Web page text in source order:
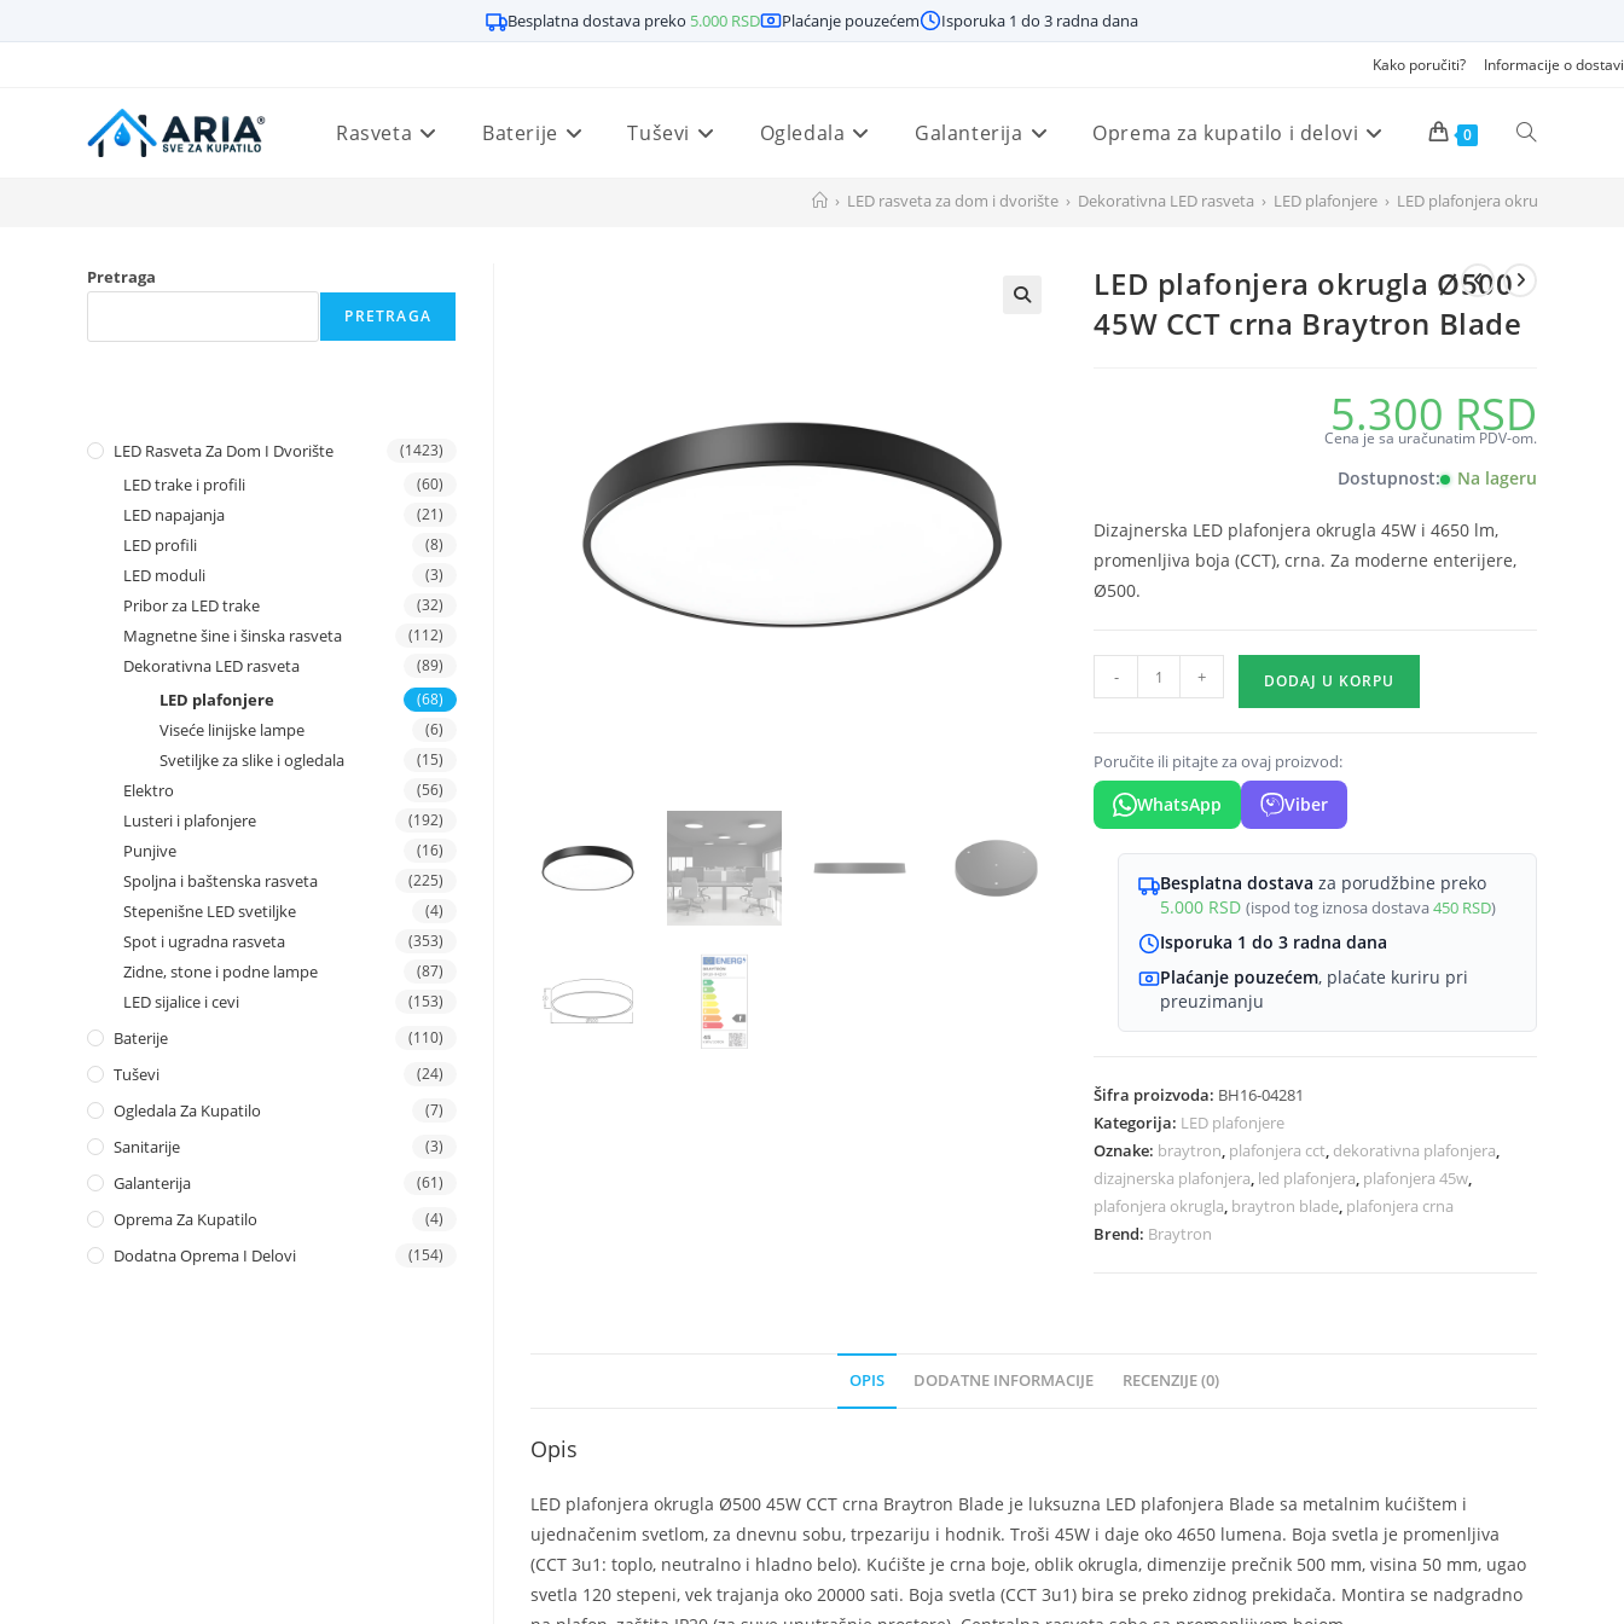
Besplatna dostava preko 5.000 RSD Plaćanje pouzećem Isporuka 1 do 3 radna dana
Kako poručiti? Informacije o dostavi
Rasveta Baterije Tuševi Ogledala Galanterija Oprema za kupatilo i delovi 0 Pretraži
› LED rasveta za dom i dvorište › Dekorativna LED rasveta › LED plafonjere › LED plafonjera okrugla Ø500
LED plafonjera okrugla Ø500
45W CCT crna Braytron Blade
5.300 RSD
Cena je sa uračunatim PDV-om.
Dostupnost: Na lageru
Dizajnerska LED plafonjera okrugla 45W i 4650 lm,
promenljiva boja (CCT), crna. Za moderne enterijere,
Ø500.
plafonjera
Ø500
45W
CCT
crna
Braytron
količina
- + DODAJ U KORPU
Poručite ili pitajte za ovaj proizvod:
WhatsApp Viber
Besplatna dostava za porudžbine preko
5.000 RSD (ispod tog iznosa dostava450 RSD)
Isporuka 1 do 3 radna dana
Plaćanje pouzećem, plaćate kuriru pri
preuzimanju
Šifra proizvoda: BH16-04281
Kategorija: LED plafonjere
Oznake: braytron, plafonjera cct, dekorativna plafonjera,
dizajnerska plafonjera, led plafonjera, plafonjera 45w,
plafonjera okrugla, braytron blade, plafonjera crna
Brend: Braytron
OPIS DODATNE INFORMACIJE RECENZIJE (0)
Opis
LED plafonjera okrugla Ø500 45W CCT crna Braytron Blade je luksuzna LED plafonjera Blade sa metalnim kućištem i
ujednačenim svetlom, za dnevnu sobu, trpezariju i hodnik. Troši 45W i daje oko 4650 lumena. Boja svetla je promenljiva
(CCT 3u1: toplo, neutralno i hladno belo). Kućište je crna boje, oblik okrugla, dimenzije prečnik 500 mm, visina 50 mm, ugao
svetla 120 stepeni, vek trajanja oko 20000 sati. Boja svetla (CCT 3u1) bira se preko zidnog prekidača. Montira se nadgradno
Pretraga
PRETRAGA
LED Rasveta Za Dom I Dvorište (1423)
LED trake i profili (60)
LED napajanja (21)
LED profili (8)
LED moduli (3)
Pribor za LED trake (32)
Magnetne šine i šinska rasveta (112)
Dekorativna LED rasveta (89)
LED plafonjere (68)
Viseće linijske lampe (6)
Svetiljke za slike i ogledala (15)
Elektro (56)
Lusteri i plafonjere (192)
Punjive (16)
Spoljna i baštenska rasveta (225)
Stepenišne LED svetiljke (4)
Spot i ugradna rasveta (353)
Zidne, stone i podne lampe (87)
LED sijalice i cevi (153)
Baterije (110)
Tuševi (24)
Ogledala Za Kupatilo (7)
Sanitarije (3)
Galanterija (61)
Oprema Za Kupatilo (4)
Dodatna Oprema I Delovi (154)